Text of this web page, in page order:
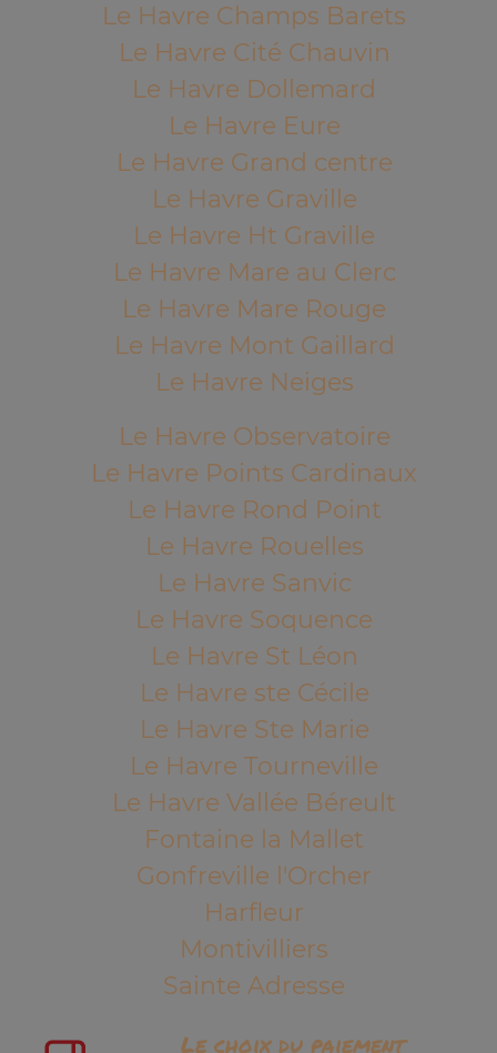
Le Havre Champs Barets
Le Havre Cité Chauvin
Le Havre Dollemard
Le Havre Eure
Le Havre Grand centre
Le Havre Graville
Le Havre Ht Graville
Le Havre Mare au Clerc
Le Havre Mare Rouge
Le Havre Mont Gaillard
Le Havre Neiges
Le Havre Observatoire
Le Havre Points Cardinaux
Le Havre Rond Point
Le Havre Rouelles
Le Havre Sanvic
Le Havre Soquence
Le Havre St Léon
Le Havre ste Cécile
Le Havre Ste Marie
Le Havre Tourneville
Le Havre Vallée Béreult
Fontaine la Mallet
Gonfreville l'Orcher
Harfleur
Montivilliers
Sainte Adresse
Le choix du paiement